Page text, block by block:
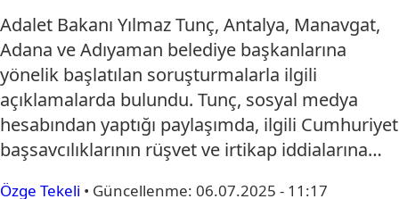
Adalet Bakanı Yılmaz Tunç, Antalya, Manavgat,
Adana ve Adıyaman belediye başkanlarına
yönelik başlatılan soruşturmalarla ilgili
açıklamalarda bulundu. Tunç, sosyal medya
hesabından yaptığı paylaşımda, ilgili Cumhuriyet
başsavcılıklarının rüşvet ve irtikap iddialarına…
Özge Tekeli • Güncellenme: 06.07.2025 - 11:17